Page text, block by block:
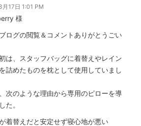
17日 1:01 PM
様
ログの閲覧＆コメントありがとうごい
は、スタッフバッグに着替えやレイン
詰めたものを枕として使用していまし
次のような理由から専用のピローを導
た。
着替えだと安定せず寝心地が悪い